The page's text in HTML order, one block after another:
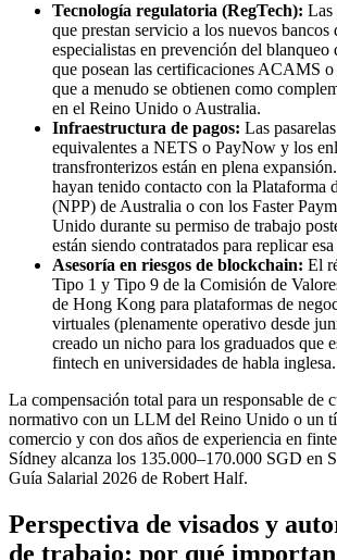
Tecnología regulatoria (RegTech): Las
que prestan servicio a los nuevos bancos
especialistas en prevención del
que posean las certificaciones ACAMS
que a menudo se obtienen como
en el Reino Unido o Australia.
Infraestructura de pagos: Las
equivalentes a NETS o PayNow y los
transfronterizos están en plena
hayan tenido contacto con la Plataforma
(NPP) de Australia o con los Faster
Unido durante su permiso de trabajo
están siendo contratados para replicar
Asesoría en riesgos de blockchain: El
Tipo 1 y Tipo 9 de la Comisión de
de Hong Kong para plataformas de
virtuales (plenamente operativo desde
creado un nicho para los graduados que
fintech en universidades de habla inglesa.
La compensación total para un responsable de
normativo con un LLM del Reino Unido o un
comercio y con dos años de experiencia en
Sídney alcanza los 135.000–170.000 SGD en
Guía Salarial 2026 de Robert Half.
Perspectiva de visados y
de trabajo: por qué importan